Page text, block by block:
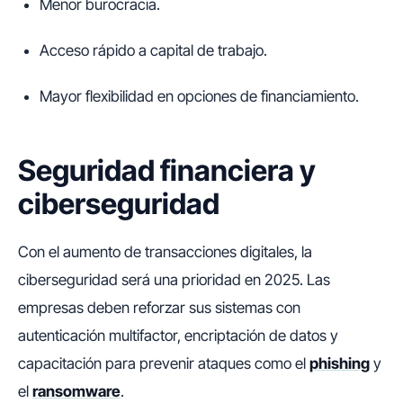
Menor burocracia.
Acceso rápido a capital de trabajo.
Mayor flexibilidad en opciones de financiamiento.
Seguridad financiera y
ciberseguridad
Con el aumento de transacciones digitales, la
ciberseguridad será una prioridad en 2025. Las
empresas deben reforzar sus sistemas con
autenticación multifactor, encriptación de datos y
capacitación para prevenir ataques como el phishing y
el ransomware.